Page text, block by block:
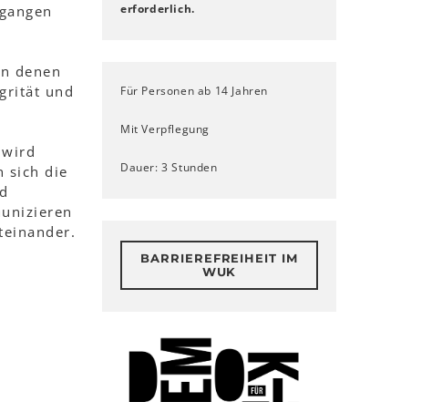
denen
und
sich die
erforderlich.
Für Personen ab 14 Jahren
Mit Verpflegung
Dauer: 3 Stunden
BARRIEREFREIHEIT IM
WUK